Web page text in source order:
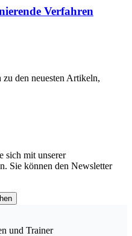
Verfahren
den neuesten Artikeln,
sich mit unserer
Sie können den Newsletter
und Trainer